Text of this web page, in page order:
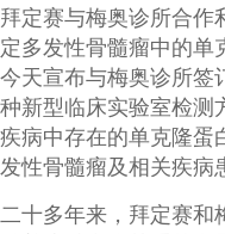
拜定赛与梅奥诊所合作
定多发性骨髓瘤中的单
今天宣布与梅奥诊所签
种新型临床实验室检测
疾病中存在的单克隆蛋
发性骨髓瘤及相关疾病
二十多年来，拜定赛和